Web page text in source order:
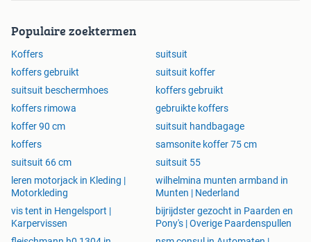
Populaire zoektermen
Koffers
suitsuit
koffers gebruikt
suitsuit koffer
suitsuit beschermhoes
koffers gebruikt
koffers rimowa
gebruikte koffers
koffer 90 cm
suitsuit handbagage
koffers
samsonite koffer 75 cm
suitsuit 66 cm
suitsuit 55
leren motorjack in Kleding |
Motorkleding
wilhelmina munten armband in
Munten | Nederland
vis tent in Hengelsport |
Karpervissen
bijrijdster gezocht in Paarden en
Pony's | Overige Paardenspullen